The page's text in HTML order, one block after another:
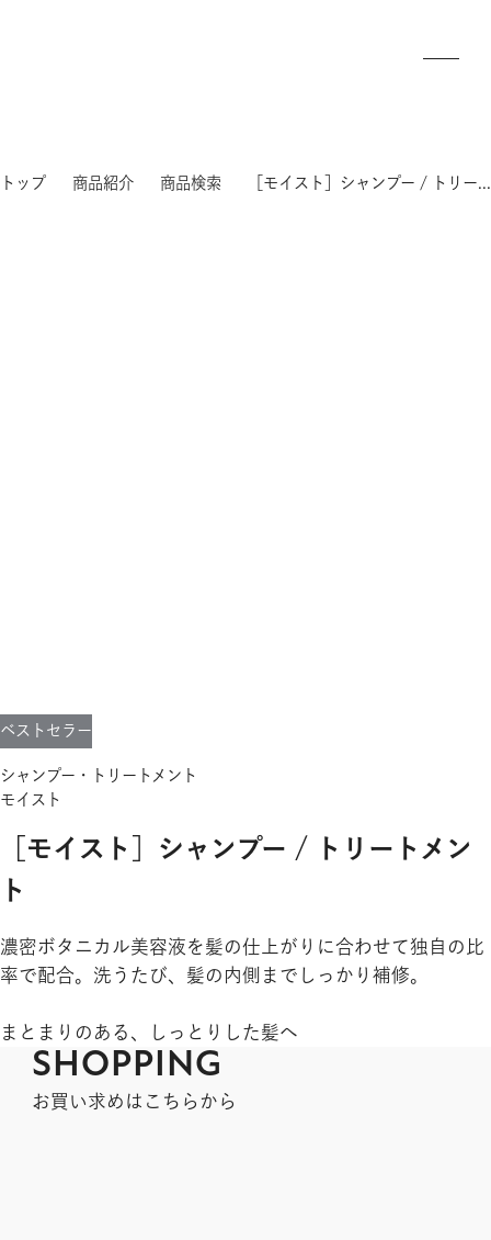
トップ 商品紹介 商品検索 ［モイスト］シャンプー / トリートメント
ベストセラー
シャンプー・トリートメント
モイスト
［モイスト］シャンプー / トリートメン
ト
濃密ボタニカル美容液を髪の仕上がりに合わせて独自の比
率で配合。洗うたび、髪の内側までしっかり補修。
まとまりのある、しっとりした髪へ
SHOPPING
お買い求めはこちらから